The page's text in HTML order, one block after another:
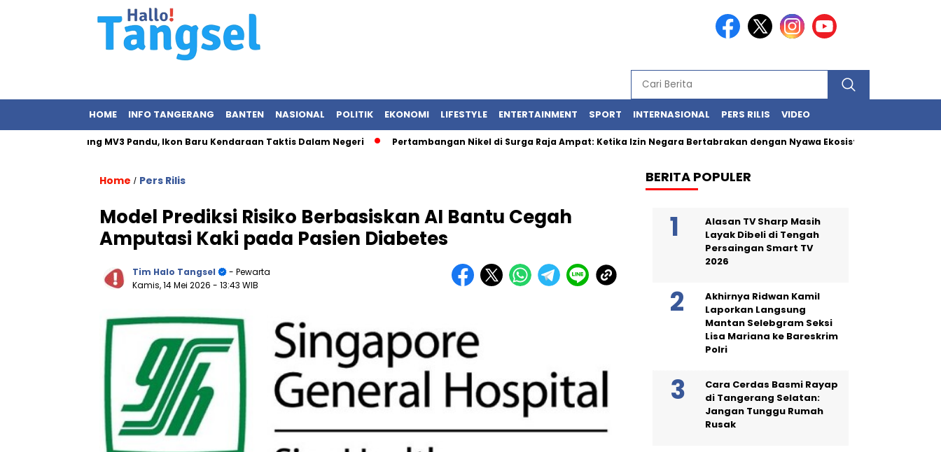
HOME INFO TANGERANG BANTEN NASIONAL POLITIK EKONOMI LIFESTYLE ENTERTAINMENT SPORT INTERNASIONAL PERS RILIS VIDEO
Maung MV3 Pandu, Ikon Baru Kendaraan Taktis Dalam Negeri Pertambangan Nikel di Surga Raja Ampat: Ketika Izin Negara Bertabrakan dengan Nyawa Ekosistem Laut
Home / Pers Rilis
Model Prediksi Risiko Berbasiskan AI Bantu Cegah
Amputasi Kaki pada Pasien Diabetes
Tim Halo Tangsel
- Pewarta
Kamis, 14 Mei 2026 - 13:43 WIB
BERITA POPULER
Alasan TV Sharp Masih
Layak Dibeli di Tengah
Persaingan Smart TV
2026
Akhirnya Ridwan Kamil
Laporkan Langsung
Mantan Selebgram Seksi
Lisa Mariana ke Bareskrim
Polri
Cara Cerdas Basmi Rayap
di Tangerang Selatan:
Jangan Tunggu Rumah
Rusak